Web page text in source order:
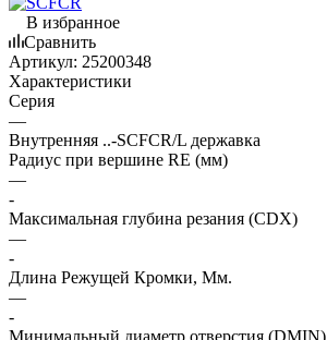
В избранное
Сравнить
Артикул: 25200348
Характеристики
Серия
—
Внутренняя ..-SCFCR/L державка
Радиус при вершине RE (мм)
—
-
Максимальная глубина резания (CDX)
—
-
Длина Режущей Кромки, Мм.
—
-
Минимальный диаметр отверстия (DMIN)